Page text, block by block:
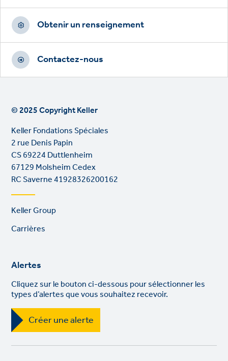
Obtenir un renseignement
Contactez-nous
© 2025 Copyright Keller
Keller Fondations Spéciales
2 rue Denis Papin
CS 69224 Duttlenheim
67129 Molsheim Cedex
RC Saverne 41928326200162
Footer
Keller Group
Carrières
Alertes
Cliquez sur le bouton ci-dessous pour sélectionner les
types d’alertes que vous souhaitez recevoir.
Créer une alerte